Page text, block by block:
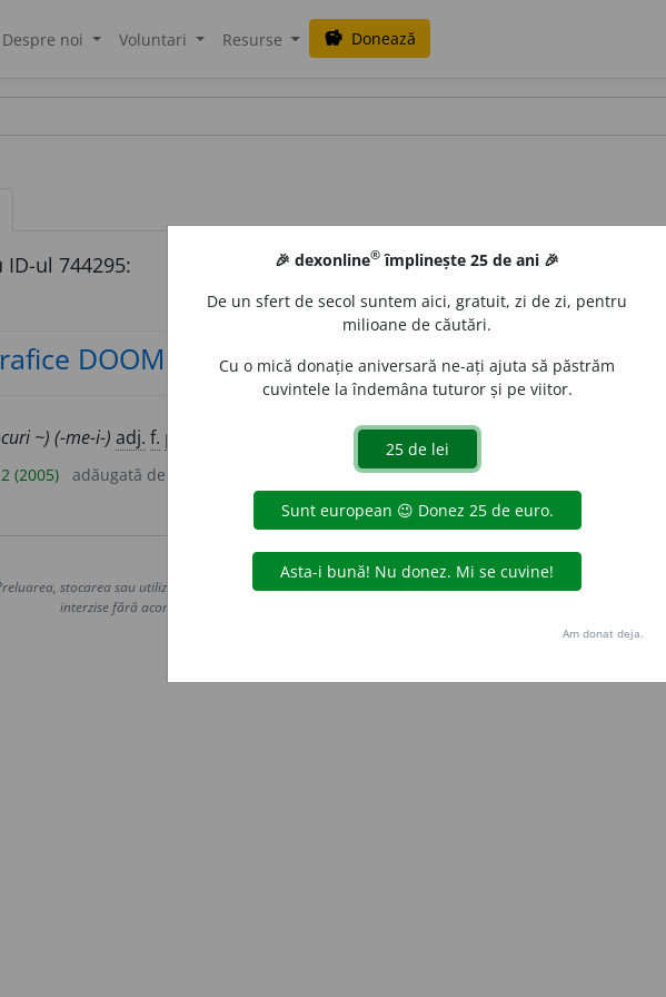
Despre noi Voluntari Resurse savings Donează
ul 744295:
DOOM
~) (-me-i-) adj. f. pl.
(2005) adăugată de
Copyright © 2004-2026 dexonline (https://dexonline.ro)
stocarea sau utilizarea datelor de pe acest site, inclusiv prin orice metode de extragere automată
interzise fără acordul nostru prealabil scris, cu excepția seturilor de date oferite oficial spre utilizare
Hosterion
🎉 dexonline® împlinește 25 de ani 🎉
De un sfert de secol suntem aici, gratuit, zi de zi, pentru
milioane de căutări.
Cu o mică donație aniversară ne-ați ajuta să păstrăm
cuvintele la îndemâna tuturor și pe viitor.
Am donat deja.